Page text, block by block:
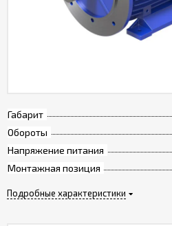
Габарит
Обороты
Напряжение питания
Монтажная позиция
Подробные характеристики